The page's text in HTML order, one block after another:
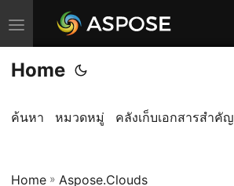
T
o
g
l
a
Home
ค้นหา หมวดหมู่ คลังเก็บเอกสารสำคัญ
Home » Aspose.Clouds